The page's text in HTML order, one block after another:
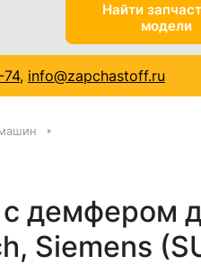
Найти
модели
, info@zapchastoff.ru
демфером
Siemens